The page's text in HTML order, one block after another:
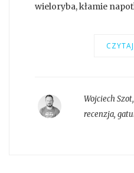
wieloryba, kłamie
Wojciech Szot,
recenzja,